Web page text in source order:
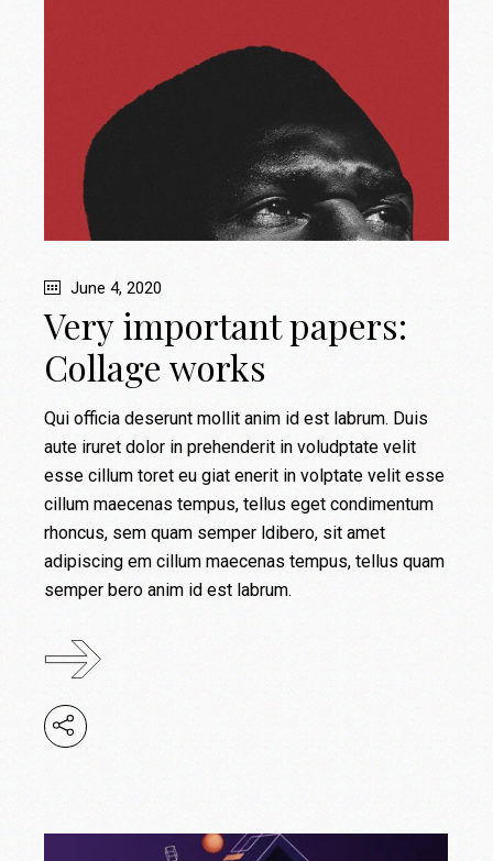
June 4, 2020
Very important papers:
Collage works
Qui officia deserunt mollit anim id est labrum. Duis
aute iruret dolor in prehenderit in voludptate velit
esse cillum toret eu giat enerit in volptate velit esse
cillum maecenas tempus, tellus eget condimentum
rhoncus, sem quam semper ldibero, sit amet
adipiscing em cillum maecenas tempus, tellus quam
semper bero anim id est labrum.